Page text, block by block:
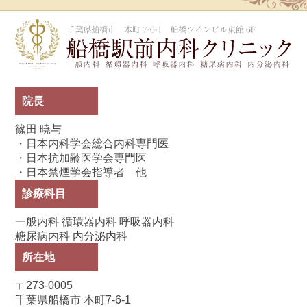
院長
篠田 暁与
・日本内科学会総合内科専門医
・日本抗加齢医学会専門医
・日本禁煙学会指導者 他
診療科目
一般内科 循環器内科 呼吸器内科
糖尿病内科 内分泌内科
所在地
〒273-0005
千葉県船橋市 本町7-6-1